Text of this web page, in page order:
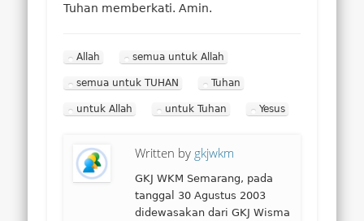
Tuhan memberkati. Amin.
Allah semua untuk Allah
semua untuk TUHAN Tuhan
untuk Allah untuk Tuhan Yesus
Written by gkjwkm
GKJ WKM Semarang, pada
tanggal 30 Agustus 2003
didewasakan dari GKJ Wisma